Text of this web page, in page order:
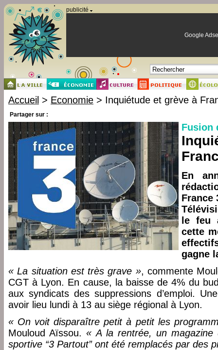
publicité
Google
Accueil > Economie > Inquiétude et grève à
Partager sur :
Fusion
En
France
le feu
cette
gagne
« La situation est très grave », commente
CGT à Lyon. En cause, la baisse de 4% du
aux syndicats des suppressions d’emploi.
avoir lieu lundi à 13 au siège régional à Lyon.
« On voit disparaître petit à petit les
Mouloud Aïssou. « A la rentrée, un magazine
sportive “3 Partout” ont été remplacés par des
Panneau de gestion des cookies